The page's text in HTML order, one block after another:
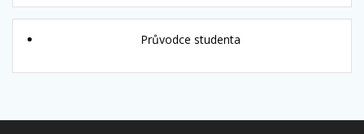
Průvodce studenta